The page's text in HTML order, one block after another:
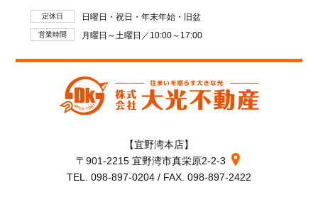
定休日 日曜日・祝日・年末年始・旧盆
営業時間 月曜日～土曜日／10:00～17:00
【宜野湾本店】
〒901-2215 宜野湾市真栄原2-2-3
TEL. 098-897-0204 / FAX. 098-897-2422